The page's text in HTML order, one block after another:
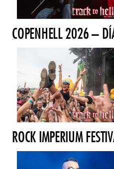
COPENHELL 2026 –
ROCK IMPERIUM